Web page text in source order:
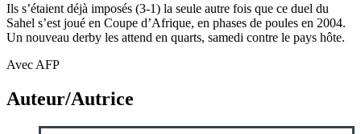
Ils s’étaient déjà imposés (3-1) la seule autre fois que ce duel du
Sahel s’est joué en Coupe d’Afrique, en phases de poules en 2004.
Un nouveau derby les attend en quarts, samedi contre le pays hôte.
Avec AFP
Auteur/Autrice